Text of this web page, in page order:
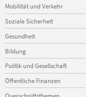
Mobilität und Verkehr
Soziale Sicherheit
Gesundheit
Bildung
Politik und Gesellschaft
Öffentliche Finanzen